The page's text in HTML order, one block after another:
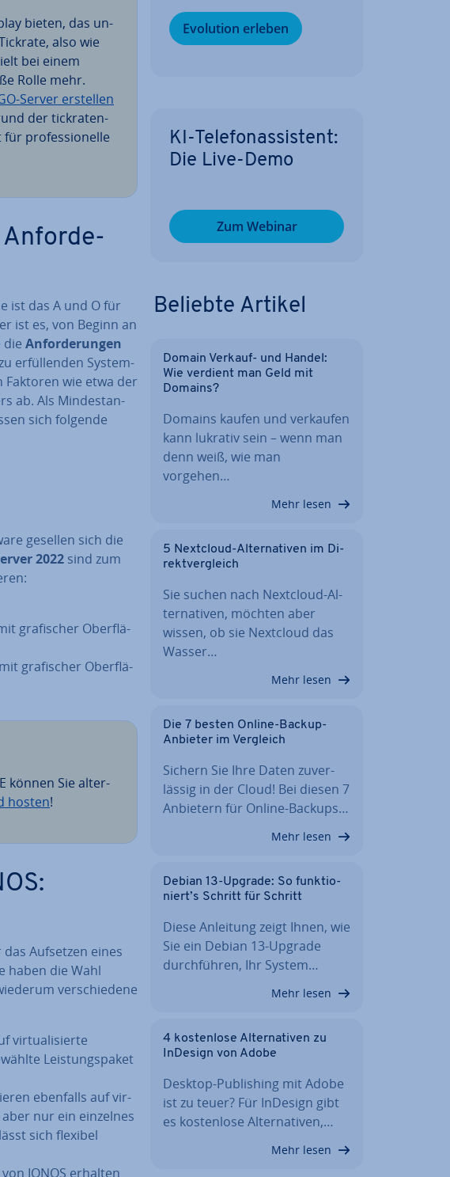
bieten, das un­
also wie
bei einem
Rolle mehr.
Server erstellen
der tick­ra­ten­
für pro­fes­sio­nel­le
An­for­de­
ist das A und O für
ist es, von Beginn an
die An­for­de­run­gen
er­fül­len­den Sys­tem­
wie etwa der
ab. Als Min­dest­an­
sich folgende
gesellen sich die
2022 sind zum
gra­fi­scher Ober­flä­
gra­fi­scher Ober­flä­
können Sie al­ter­
hosten!
Aufsetzen eines
haben die Wahl
ver­schie­de­ne
vir­tua­li­sier­te
Leis­tungs­pa­ket
ebenfalls auf vir­
nur ein einzelnes
sich flexibel
IONOS erhalten
Evolution erleben
KI-Te­le­fon­as­sis­tent:
Die Live-Demo
Zum Webinar
Beliebte Artikel
Domain Verkauf- und Handel:
Wie verdient man Geld mit
Domains?
Domains kaufen und verkaufen
kann lukrativ sein – wenn man
denn weiß, wie man
vorgehen…
Mehr lesen
5 Nextcloud-Al­ter­na­ti­ven im Di­
rekt­ver­gleich
Sie suchen nach Nextcloud-Al­
ter­na­ti­ven, möchten aber
wissen, ob sie Nextcloud das
Wasser…
Mehr lesen
Die 7 besten Online-Backup-
Anbieter im Vergleich
Sichern Sie Ihre Daten zu­ver­
läs­sig in der Cloud! Bei diesen 7
Anbietern für Online-Backups…
Mehr lesen
Debian 13-Upgrade: So funk­tio­
niert’s Schritt für Schritt
Diese Anleitung zeigt Ihnen, wie
Sie ein Debian 13-Upgrade
durch­füh­ren, Ihr System…
Mehr lesen
4 kos­ten­lo­se Al­ter­na­ti­ven zu
InDesign von Adobe
Desktop-Pu­bli­shing mit Adobe
ist zu teuer? Für InDesign gibt
es kos­ten­lo­se Al­ter­na­ti­ven,…
Mehr lesen